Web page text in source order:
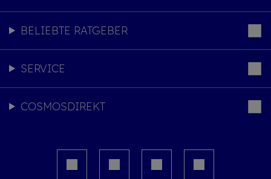
BELIEBTE RATGEBER
SERVICE
COSMOSDIREKT